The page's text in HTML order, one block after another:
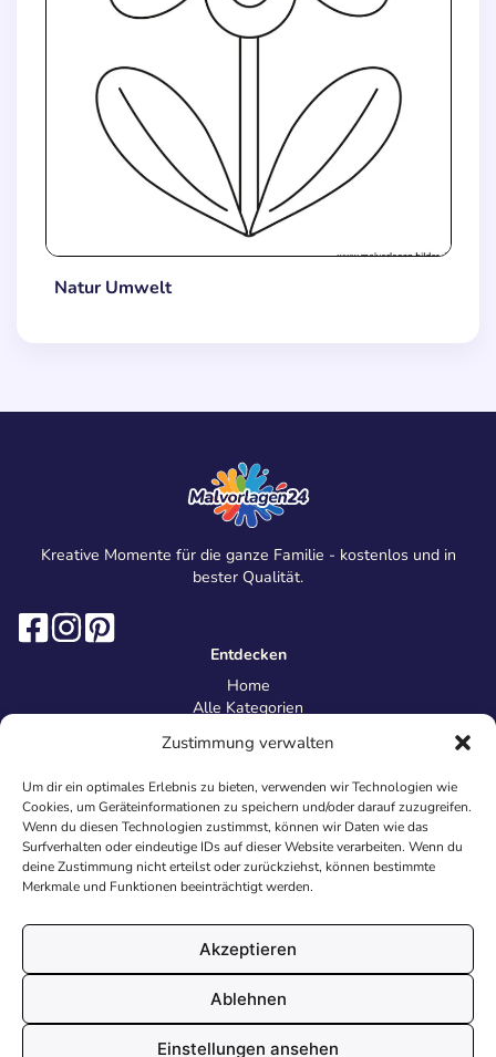
Zustimmung verwalten
Um dir ein optimales Erlebnis zu bieten, verwenden wir Technologien wie
Cookies, um Geräteinformationen zu speichern und/oder darauf zuzugreifen.
Wenn du diesen Technologien zustimmst, können wir Daten wie das
Surfverhalten oder eindeutige IDs auf dieser Website verarbeiten. Wenn du
deine Zustimmung nicht erteilst oder zurückziehst, können bestimmte
Merkmale und Funktionen beeinträchtigt werden.
Akzeptieren
Ablehnen
Einstellungen ansehen
Natur Umwelt
Kreative Momente für die ganze Familie - kostenlos und in
bester Qualität.
Entdecken
Home
Alle Kategorien
Information
Über uns
Kontakt
Inhaltsrichtlinien
Recht & Datenschutz
Impressum
AGB
Cookies
© 2026 Malvorlagen24.de - Alle Rechte vorbehalten. Made with